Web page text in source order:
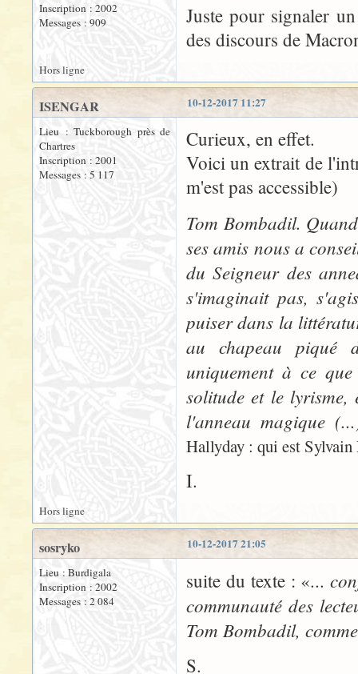
Inscription : 2002
Messages : 909
Juste pour signaler
des discours de
Hors ligne
10-12-2017 11:27
ISENGAR
Lieu : Tuckborough près de
Chartres
Inscription : 2001
Messages : 5 117
Curieux, en effet.
Voici un extrait de
m'est pas accessible)
Tom Bombadil.
ses amis nous a
du Seigneur des
s'imaginait pas,
puiser dans la
au chapeau piqué
uniquement à ce
solitude et le lyrisme,
l'anneau magique
Hallyday : qui est
I.
Hors ligne
10-12-2017 21:05
sosryko
Lieu : Burdigala
Inscription : 2002
Messages : 2 084
suite du texte : «...
communauté des
Tom Bombadil,
S.